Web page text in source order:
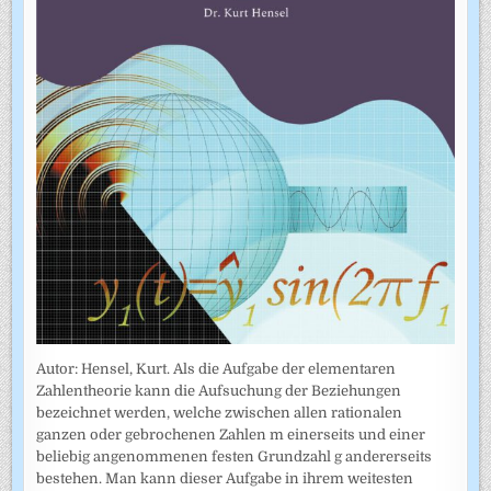
Autor: Hensel, Kurt. Als die Aufgabe der elementaren
Zahlentheorie kann die Aufsuchung der Beziehungen
bezeichnet werden, welche zwischen allen rationalen
ganzen oder gebrochenen Zahlen m einerseits und einer
beliebig angenommenen festen Grundzahl g andererseits
bestehen. Man kann dieser Aufgabe in ihrem weitesten